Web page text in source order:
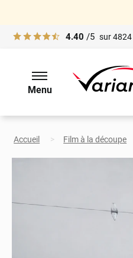
4.40 /5 sur4824
Menu
Accueil Film à la découpe